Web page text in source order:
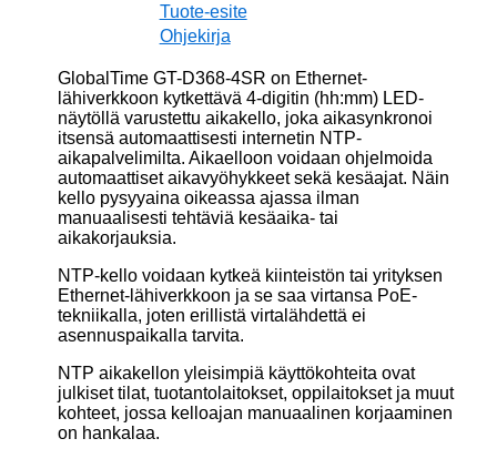
Tuote-esite
Ohjekirja
GlobalTime GT-D368-4SR on Ethernet-
lähiverkkoon kytkettävä 4-digitin (hh:mm) LED-
näytöllä varustettu aikakello, joka aikasynkronoi
itsensä automaattisesti internetin NTP-
aikapalvelimilta. Aikaelloon voidaan ohjelmoida
automaattiset aikavyöhykkeet sekä kesäajat. Näin
kello pysyyaina oikeassa ajassa ilman
manuaalisesti tehtäviä kesäaika- tai
aikakorjauksia.
NTP-kello voidaan kytkeä kiinteistön tai yrityksen
Ethernet-lähiverkkoon ja se saa virtansa PoE-
tekniikalla, joten erillistä virtalähdettä ei
asennuspaikalla tarvita.
NTP aikakellon yleisimpiä käyttökohteita ovat
julkiset tilat, tuotantolaitokset, oppilaitokset ja muut
kohteet, jossa kelloajan manuaalinen korjaaminen
on hankalaa.